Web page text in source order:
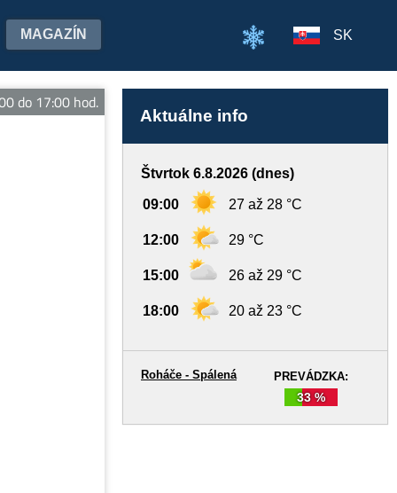
MAGAZÍN SK
17:00 hod.
Aktuálne info
Štvrtok 6.8.2026 (dnes)
09:00 27 až 28 °C
12:00 29 °C
15:00 26 až 29 °C
18:00 20 až 23 °C
PREVÁDZKA:
33 %
Roháče - Spálená